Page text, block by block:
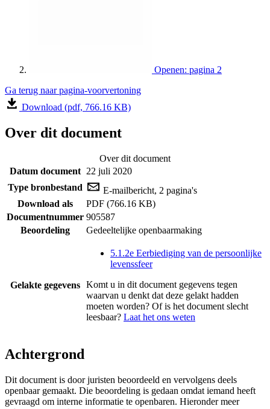
Openen: pagina 2
Ga terug naar pagina-voorvertoning
Download (pdf, 766.16 KB)
Over dit document
Over dit document
Datum document 22 juli 2020
Type bronbestand
E-mailbericht, 2 pagina's
Download als
PDF (766.16 KB)
Documentnummer 905587
Beoordeling
Gedeeltelijke openbaarmaking
Gelakte gegevens
5.1.2e Eerbiediging van de persoonlijke
levenssfeer
Komt u in dit document gegevens tegen
waarvan u denkt dat deze gelakt hadden
moeten worden? Of is het document slecht
leesbaar? Laat het ons weten
Achtergrond
Dit document is door juristen beoordeeld en vervolgens deels
openbaar gemaakt. Die beoordeling is gedaan omdat iemand heeft
gevraagd om interne informatie te openbaren. Hieronder meer